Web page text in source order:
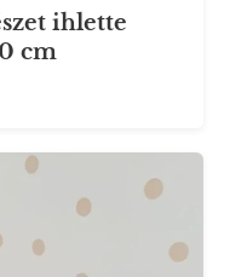
ihlette
cm